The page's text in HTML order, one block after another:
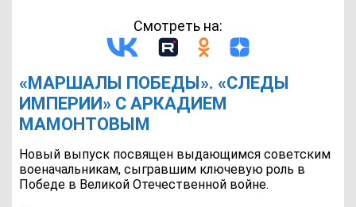
Смотреть на:
«МАРШАЛЫ ПОБЕДЫ». «СЛЕДЫ
ИМПЕРИИ» С АРКАДИЕМ
МАМОНТОВЫМ
Новый выпуск посвящен выдающимся советским
военачальникам, сыгравшим ключевую роль в
Победе в Великой Отечественной войне.